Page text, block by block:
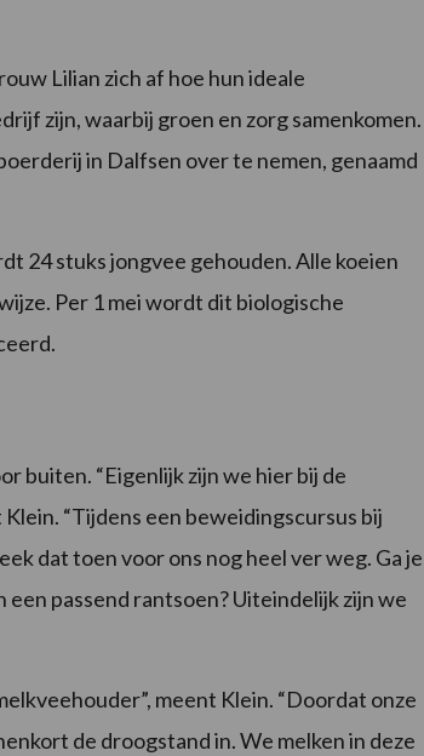
Lilian zich af hoe hun ideale
zijn, waarbij groen en zorg samenkomen.
in Dalfsen over te nemen, genaamd
24 stuks jongvee gehouden. Alle koeien
Per 1 mei wordt dit biologische
buiten. “Eigenlijk zijn we hier bij de
“Tijdens een beweidingscursus bij
dat toen voor ons nog heel ver weg. Ga je
passend rantsoen? Uiteindelijk zijn we
meent Klein. “Doordat onze
de droogstand in. We melken in deze